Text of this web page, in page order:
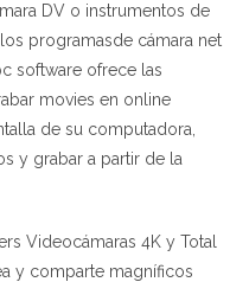
DV o instrumentos de
programasde cámara net
software ofrece las
movies en online
de su computadora,
y grabar a partir de la
Videocámaras 4K y Total
y comparte magníficos